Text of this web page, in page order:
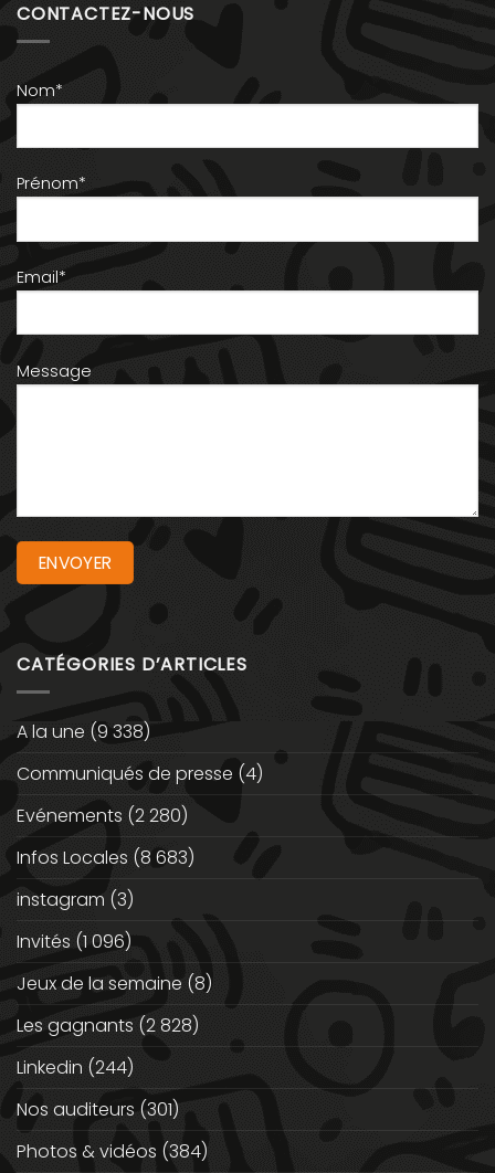
CONTACTEZ-NOUS
Nom*
Prénom*
Email*
Message
CATÉGORIES D’ARTICLES
A la une (9 338)
Communiqués de presse (4)
Evénements (2 280)
Infos Locales (8 683)
instagram (3)
Invités (1 096)
Jeux de la semaine (8)
Les gagnants (2 828)
Linkedin (244)
Nos auditeurs (301)
Photos & vidéos (384)